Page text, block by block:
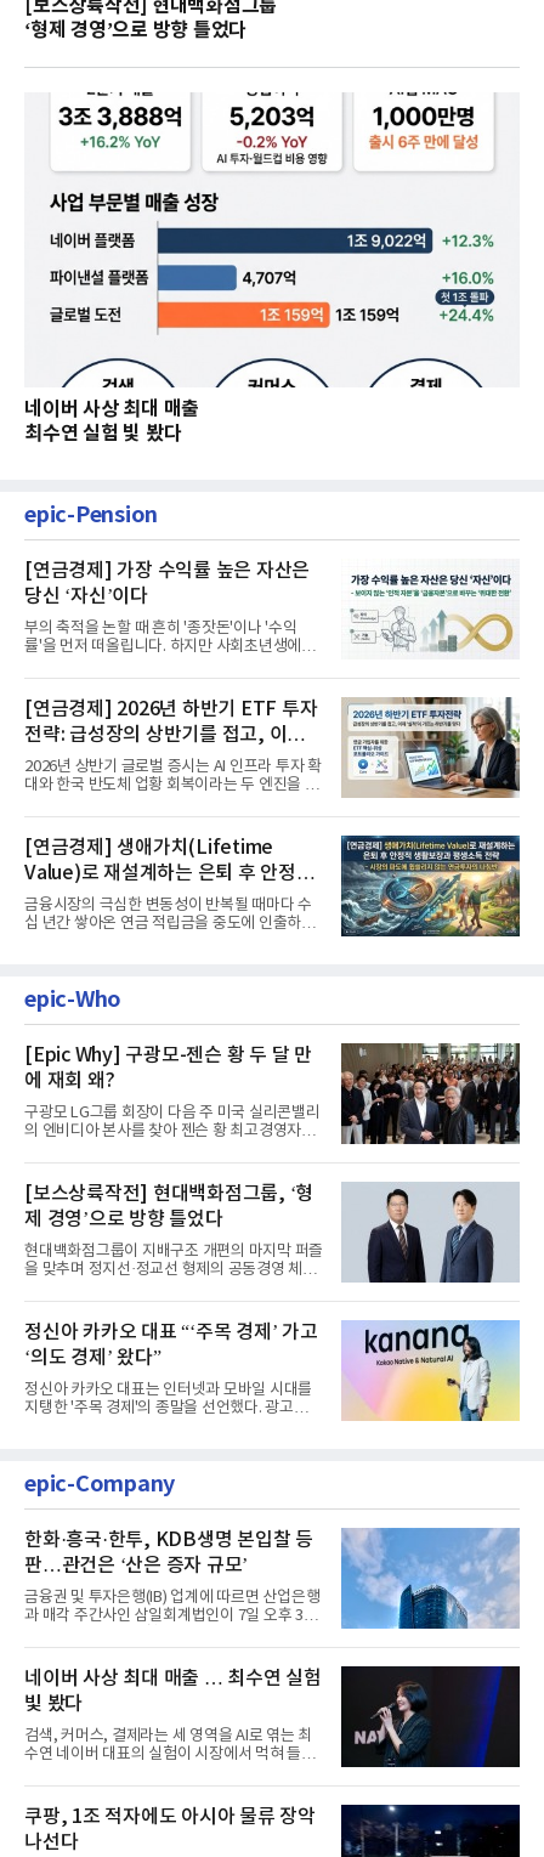
[보스상륙작전] 현대백화점그룹
‘형제 경영’으로 방향 틀었다
네이버 사상 최대 매출
최수연 실험 빛 봤다
epic-Pension
[연금경제] 가장 수익률 높은 자산은
당신 ‘자신’이다
부의 축적을 논할 때 흔히 '종잣돈'이나 '수익
률'을 먼저 떠올립니다. 하지만 사회초년생에게
[연금경제] 2026년 하반기 ETF 투자
전략: 급성장의 상반기를 접고, 이제
'실적'이 가르는 하반기를 맞다
2026년 상반기 글로벌 증시는 AI 인프라 투자 확
대와 한국 반도체 업황 회복이라는 두 엔진을 달
[연금경제] 생애가치(Lifetime
Value)로 재설계하는 은퇴 후 안정적
생활보장과 평생소득 전략
금융시장의 극심한 변동성이 반복될 때마다 수
십 년간 쌓아온 연금 적립금을 중도에 인출하거
epic-Who
[Epic Why] 구광모-젠슨 황 두 달 만
에 재회 왜?
구광모 LG그룹 회장이 다음 주 미국 실리콘밸리
의 엔비디아 본사를 찾아 젠슨 황 최고경영자
[보스상륙작전] 현대백화점그룹, ‘형
제 경영’으로 방향 틀었다
현대백화점그룹이 지배구조 개편의 마지막 퍼즐
을 맞추며 정지선·정교선 형제의 공동경영 체제
정신아 카카오 대표 “‘주목 경제’ 가고
‘의도 경제’ 왔다”
정신아 카카오 대표는 인터넷과 모바일 시대를
지탱한 '주목 경제'의 종말을 선언했다. 광고를
epic-Company
한화·흥국·한투, KDB생명 본입찰 등
판…관건은 ‘산은 증자 규모’
금융권 및 투자은행(IB) 업계에 따르면 산업은행
과 매각 주간사인 삼일회계법인이 7일 오후 3시
네이버 사상 최대 매출 … 최수연 실험
빛 봤다
검색, 커머스, 결제라는 세 영역을 AI로 엮는 최
수연 네이버 대표의 실험이 시장에서 먹혀 들어
쿠팡, 1조 적자에도 아시아 물류 장악
나선다